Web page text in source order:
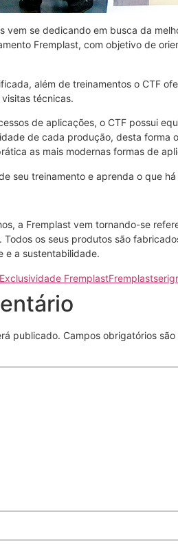
vem se dedicando em busca da
Fremplast, com objetivo de
além de treinamentos o CTF
técnicas.
de aplicações, o CTF possui
de cada produção, desta forma
as mais modernas formas de
seu treinamento e aprenda o que
a Fremplast vem tornando-se
os seus produtos são
e a sustentabilidade.
Exclusividade FremplastFremplast
publicado. Campos obrigatórios